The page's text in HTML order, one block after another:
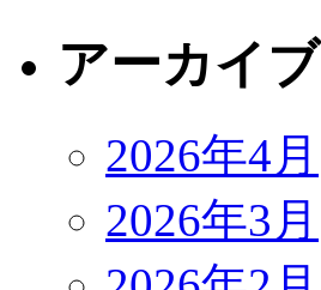
アーカイブ
2026年4月
2026年3月